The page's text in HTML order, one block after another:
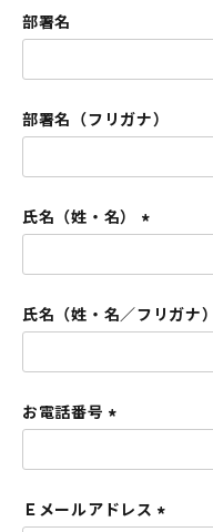
部署名
部署名（フリガナ）
氏名（姓・名）
必
)
氏名（姓・名／フリガナ）
お電話番号
必
)
Ｅメールアドレス